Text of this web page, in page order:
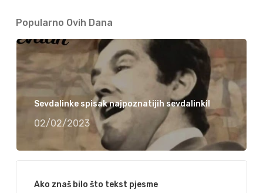
Popularno Ovih Dana
Sevdalinke spisak najpoznatijih sevdalinki!
02/02/2023
Ako znaš bilo što tekst pjesme